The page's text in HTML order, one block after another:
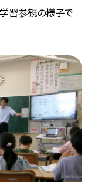
学習参観の様子で